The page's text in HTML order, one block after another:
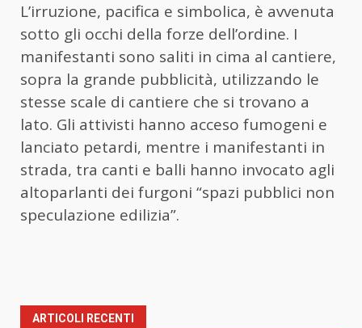
L’irruzione, pacifica e simbolica, è avvenuta
sotto gli occhi della forze dell’ordine. I
manifestanti sono saliti in cima al cantiere,
sopra la grande pubblicità, utilizzando le
stesse scale di cantiere che si trovano a
lato. Gli attivisti hanno acceso fumogeni e
lanciato petardi, mentre i manifestanti in
strada, tra canti e balli hanno invocato agli
altoparlanti dei furgoni “spazi pubblici non
speculazione edilizia”.
ARTICOLI RECENTI